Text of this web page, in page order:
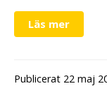
Läs mer
Publicerat 22 maj